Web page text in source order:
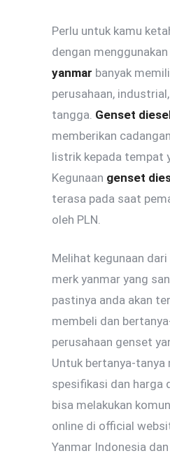
Perlu untuk kamu
dengan menggunakan
yanmar banyak
perusahaan,
tangga. Genset
memberikan
listrik kepada tempat
Kegunaan genset
terasa pada saat
oleh PLN.
Melihat kegunaan
merk yanmar yang
pastinya anda akan
membeli dan
perusahaan genset
Untuk bertanya-tanya
spesifikasi dan harga
bisa melakukan
online di official
Yanmar Indonesia